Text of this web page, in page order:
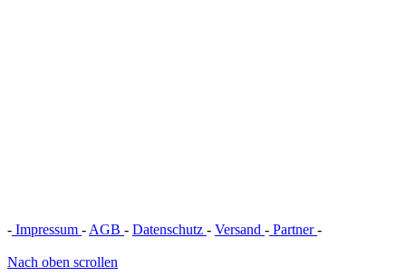
- Impressum - AGB - Datenschutz - Versand - Partner-
Nach oben scrollen